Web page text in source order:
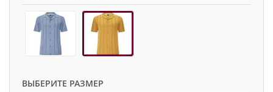
ВЫБЕРИТЕ РАЗМЕР